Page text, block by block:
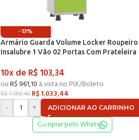
-13%
Armário Guarda Volume Locker Roupeiro
Insalubre 1 Vão 02 Portas Com Prateleira
Pandin
10x deR$103,34
ouR$ 961,10 à vista no PIX/Boleto
R$1.188,46 R$1.033,44
-
+ ADICIONAR AO CARRINHO
Comprar pelo Whats